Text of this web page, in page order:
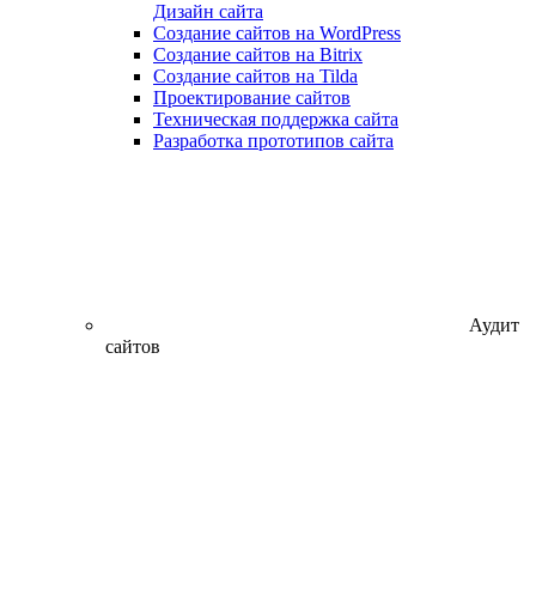
Дизайн сайта
Создание сайтов на WordPress
Создание сайтов на Bitrix
Создание сайтов на Tilda
Проектирование сайтов
Техническая поддержка сайта
Разработка прототипов сайта
Аудит
сайтов